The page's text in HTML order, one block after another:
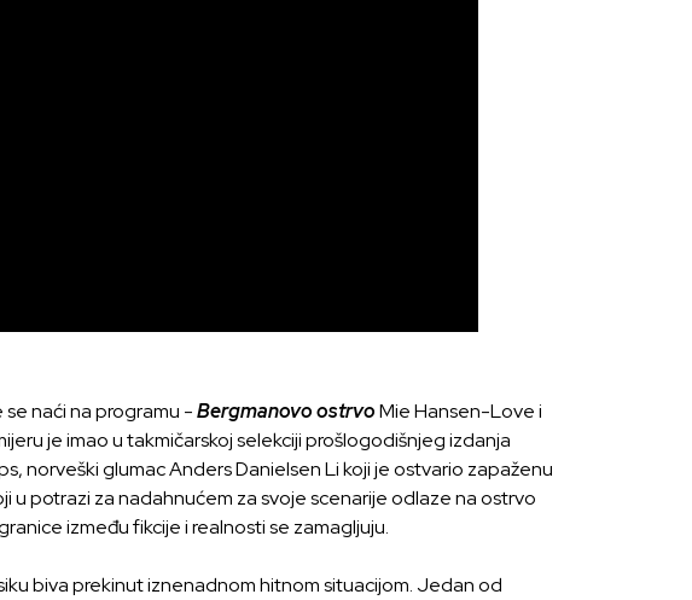
naći na programu -Bergmanovo ostrvoMie Hansen-Love i
je imao u takmičarskoj selekciji prošlogodišnjeg izdanja
norveški glumac Anders Danielsen Li koji je ostvario zapaženu
u potrazi za nadahnućem za svoje scenarije odlaze na ostrvo
između fikcije i realnosti se zamagljuju.
biva prekinut iznenadnom hitnom situacijom. Jedan od